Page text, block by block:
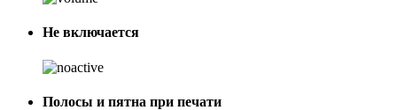
Не включается
Полосы и пятна при печати